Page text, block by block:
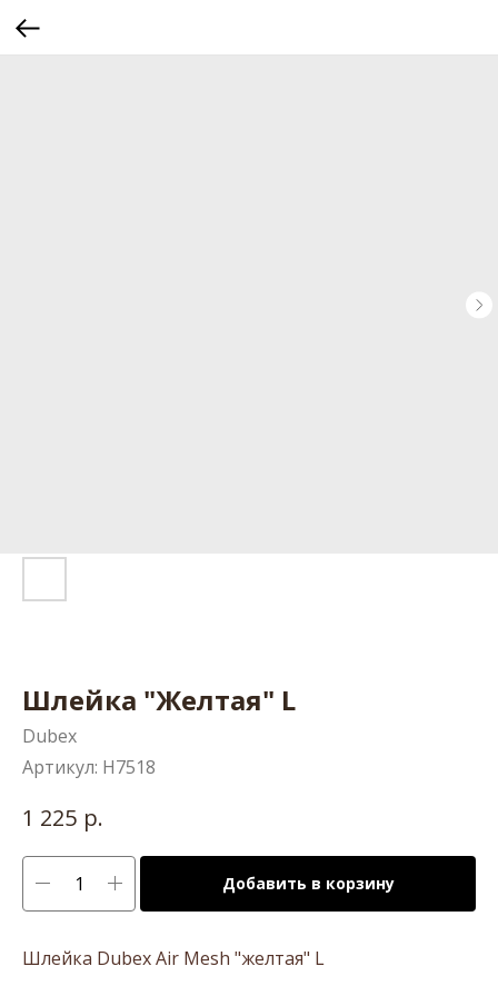
Шлейка "Желтая" L
Dubex
Артикул: H7518
1 225 р.
Добавить в корзину
Шлейка Dubex Air Mesh "желтая" L